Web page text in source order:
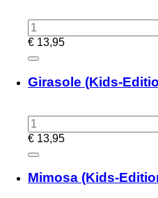
€ 13,95
Girasole (Kids-
€ 13,95
Mimosa (Kids-